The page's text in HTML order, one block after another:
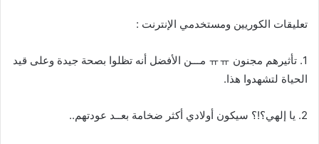
تعليقات الكوريين ومستخدمي الإنترنت :
1. تأثيرهم مجنون ㅠㅠ مـــن الأفضل أنه تظلوا بصحة جيدة وعلى قيد
الحياة لتشهدوا هذا.
2. يا إلهي؟!؟ سيكون أولادي أكثر ضخامة بعــد عودتهم..